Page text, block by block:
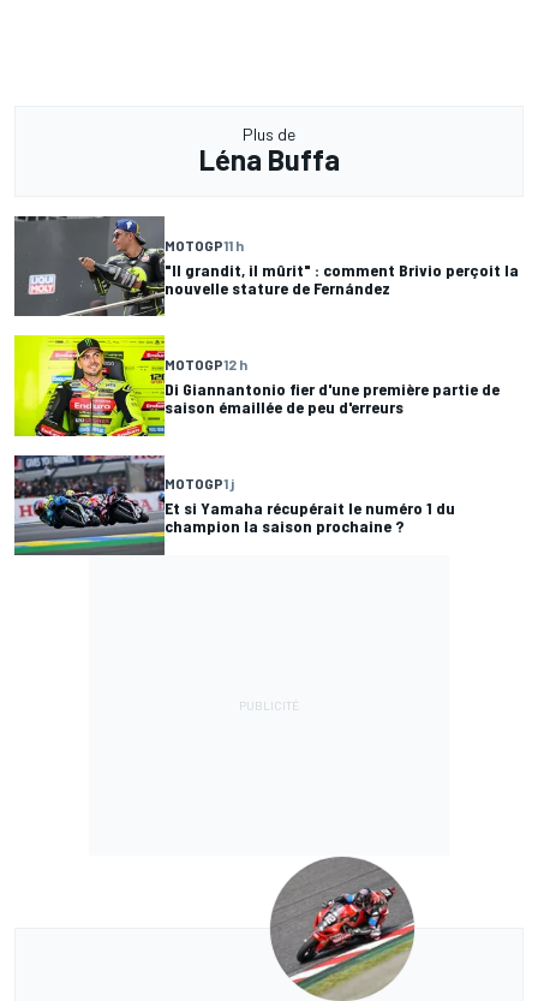
Plus de
Léna Buffa
MOTOGP11 h
"Il grandit, il mûrit" : comment Brivio perçoit la
nouvelle stature de Fernández
MOTOGP12 h
Di Giannantonio fier d'une première partie de
saison émaillée de peu d'erreurs
MOTOGP1 j
Et si Yamaha récupérait le numéro 1 du
champion la saison prochaine ?